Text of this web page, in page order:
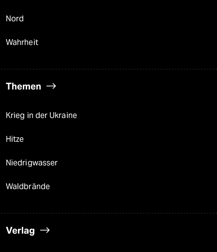
Nord
Wahrheit
Themen
Krieg in der Ukraine
Hitze
Niedrigwasser
Waldbrände
Verlag